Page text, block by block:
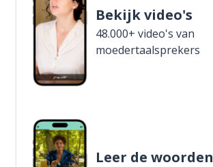
Bekijk video's
48.000+ video's van
moedertaalsprekers
Leer de woorden